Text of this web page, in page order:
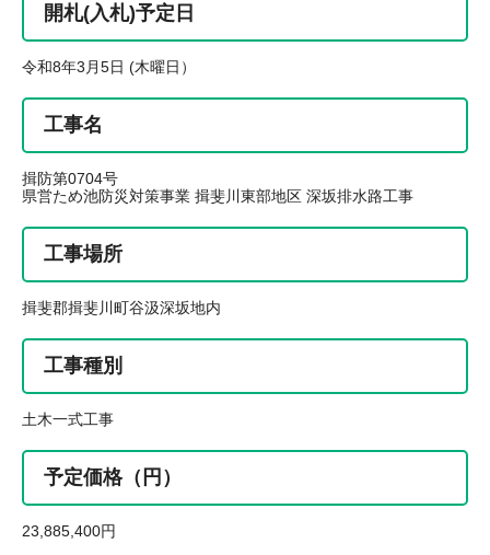
開札(入札)予定日
令和8年3月5日 (木曜日）
工事名
揖防第0704号
県営ため池防災対策事業 揖斐川東部地区 深坂排水路工事
工事場所
揖斐郡揖斐川町谷汲深坂地内
工事種別
土木一式工事
予定価格（円）
23,885,400円